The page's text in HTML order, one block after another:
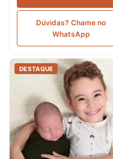
Dúvidas? Chame no
WhatsApp
DESTAQUE